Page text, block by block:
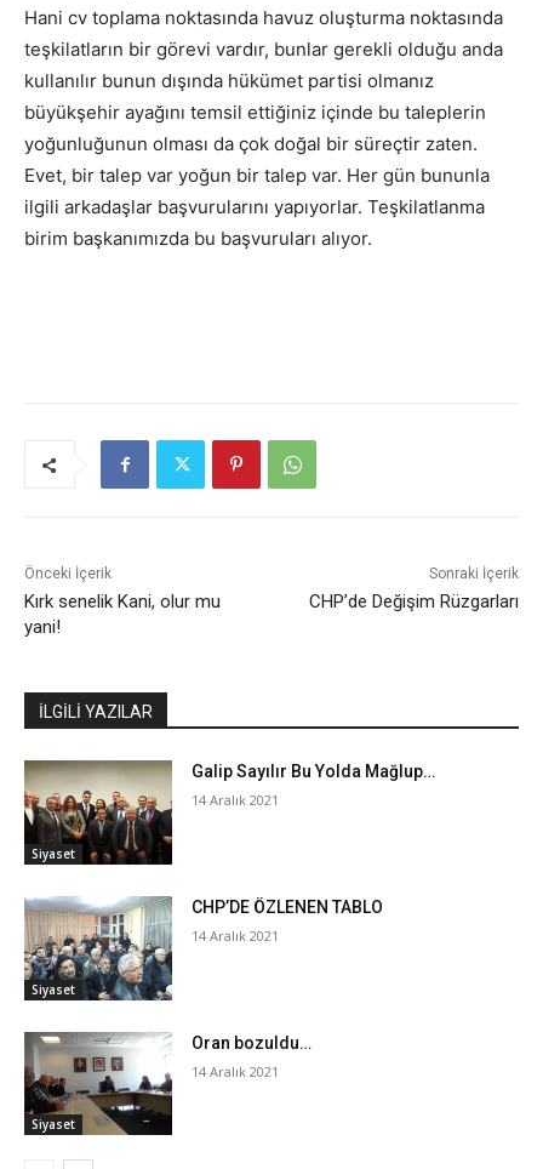
Hani cv toplama noktasında havuz oluşturma noktasında
teşkilatların bir görevi vardır, bunlar gerekli olduğu anda
kullanılır bunun dışında hükümet partisi olmanız
büyükşehir ayağını temsil ettiğiniz içinde bu taleplerin
yoğunluğunun olması da çok doğal bir süreçtir zaten.
Evet, bir talep var yoğun bir talep var. Her gün bununla
ilgili arkadaşlar başvurularını yapıyorlar. Teşkilatlanma
birim başkanımızda bu başvuruları alıyor.
Önceki İçerik
Kırk senelik Kani, olur mu
yani!
Sonraki İçerik
CHP’de Değişim Rüzgarları
İLGİLİ YAZILAR
Siyaset
Galip Sayılır Bu Yolda Mağlup…
14 Aralık 2021
Siyaset
CHP’DE ÖZLENEN TABLO
14 Aralık 2021
Siyaset
Oran bozuldu…
14 Aralık 2021